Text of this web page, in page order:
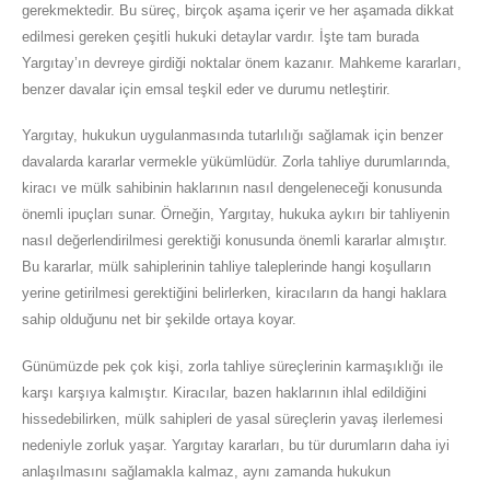
gerekmektedir. Bu süreç, birçok aşama içerir ve her aşamada dikkat
edilmesi gereken çeşitli hukuki detaylar vardır. İşte tam burada
Yargıtay’ın devreye girdiği noktalar önem kazanır. Mahkeme kararları,
benzer davalar için emsal teşkil eder ve durumu netleştirir.
Yargıtay, hukukun uygulanmasında tutarlılığı sağlamak için benzer
davalarda kararlar vermekle yükümlüdür. Zorla tahliye durumlarında,
kiracı ve mülk sahibinin haklarının nasıl dengeleneceği konusunda
önemli ipuçları sunar. Örneğin, Yargıtay, hukuka aykırı bir tahliyenin
nasıl değerlendirilmesi gerektiği konusunda önemli kararlar almıştır.
Bu kararlar, mülk sahiplerinin tahliye taleplerinde hangi koşulların
yerine getirilmesi gerektiğini belirlerken, kiracıların da hangi haklara
sahip olduğunu net bir şekilde ortaya koyar.
Günümüzde pek çok kişi, zorla tahliye süreçlerinin karmaşıklığı ile
karşı karşıya kalmıştır. Kiracılar, bazen haklarının ihlal edildiğini
hissedebilirken, mülk sahipleri de yasal süreçlerin yavaş ilerlemesi
nedeniyle zorluk yaşar. Yargıtay kararları, bu tür durumların daha iyi
anlaşılmasını sağlamakla kalmaz, aynı zamanda hukukun